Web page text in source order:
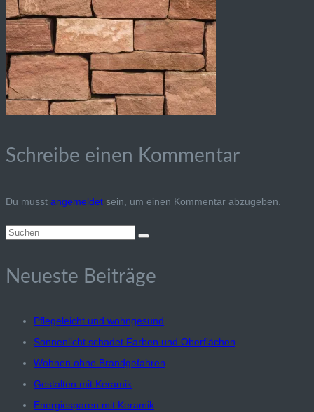
Schreibe einen Kommentar
Du musst angemeldet sein, um einen Kommentar abzugeben.
Suchen
Neueste Beiträge
Pflegeleicht und wohngesund
Sonnenlicht schadet Farben und Oberflächen
Wohnen ohne Brandgefahren
Gestalten mit Keramik
Energiesparen mit Keramik